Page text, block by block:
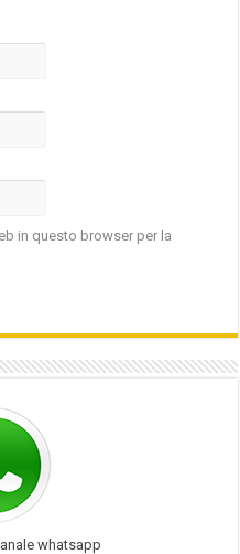
in questo browser per la
whatsapp